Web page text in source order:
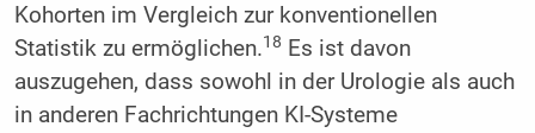
Kohorten im Vergleich zur konventionellen
Statistik zu ermöglichen.18 Es ist davon
auszugehen, dass sowohl in der Urologie als auch
in anderen Fachrichtungen KI-Systeme